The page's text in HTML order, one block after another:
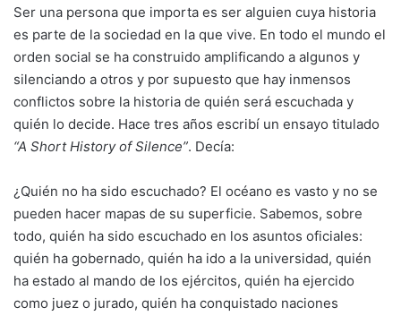
Ser una persona que importa es ser alguien cuya historia
es parte de la sociedad en la que vive. En todo el mundo el
orden social se ha construido amplificando a algunos y
silenciando a otros y por supuesto que hay inmensos
conflictos sobre la historia de quién será escuchada y
quién lo decide. Hace tres años escribí un ensayo titulado
“A Short History of Silence”. Decía:
¿Quién no ha sido escuchado? El océano es vasto y no se
pueden hacer mapas de su superficie. Sabemos, sobre
todo, quién ha sido escuchado en los asuntos oficiales:
quién ha gobernado, quién ha ido a la universidad, quién
ha estado al mando de los ejércitos, quién ha ejercido
como juez o jurado, quién ha conquistado naciones